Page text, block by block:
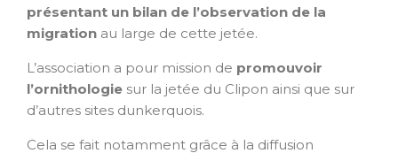
présentant un bilan de l’observation de la
migration au large de cette jetée.
L’association a pour mission de promouvoir
l’ornithologie sur la jetée du Clipon ainsi que sur
d’autres sites dunkerquois.
Cela se fait notamment grâce à la diffusion